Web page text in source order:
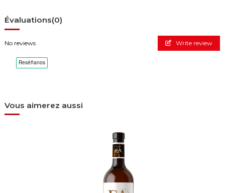
Évaluations(0)
No reviews Write review
Vous aimerez aussi